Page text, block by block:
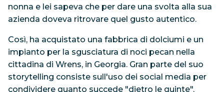
nonna e lei sapeva che per dare una svolta alla sua
azienda doveva ritrovare quel gusto autentico.
Così, ha acquistato una fabbrica di dolciumi e un
impianto per la sgusciatura di noci pecan nella
cittadina di Wrens, in Georgia. Gran parte del suo
storytelling consiste sull'uso dei social media per
condividere quanto succede "dietro le quinte",